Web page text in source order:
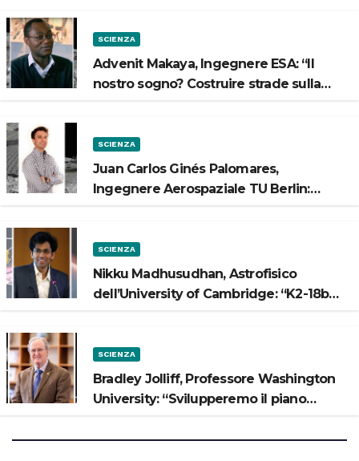
SCIENZA
Advenit Makaya, Ingegnere ESA: “Il
nostro sogno? Costruire strade sulla
SCIENZA
Juan Carlos Ginés Palomares,
Ingegnere Aerospaziale TU Berlin:
SCIENZA
Nikku Madhusudhan, Astrofisico
dell’University of Cambridge: “K2-18b
SCIENZA
Bradley Jolliff, Professore Washington
University: “Svilupperemo il piano